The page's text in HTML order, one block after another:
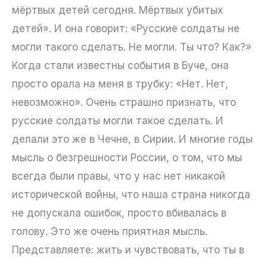
мёртвых детей сегодня. Мёртвых убитых
детей». И она говорит: «Русские солдаты не
могли такого сделать. Не могли. Ты что? Как?»
Когда стали известны события в Буче, она
просто орала на меня в трубку: «Нет. Нет,
невозможно». Очень страшно признать, что
русские солдаты могли такое сделать. И
делали это же в Чечне, в Сирии. И многие годы
мысль о безгрешности России, о том, что мы
всегда были правы, что у нас нет никакой
исторической войны, что наша страна никогда
не допускала ошибок, просто вбивалась в
голову. Это же очень приятная мысль.
Представляете: жить и чувствовать, что ты в